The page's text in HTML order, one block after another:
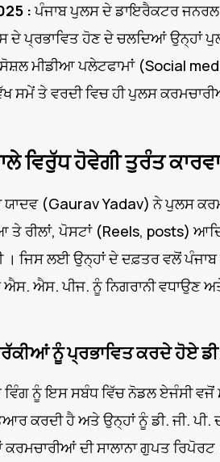
:ਪੰਜਾਬ ਪੁਲਸ ਦੇ ਡਾਇਰੈਕਟਰ
ਦੇ ਪ੍ਰਭਾਵਿਤ ਹੋਣ ਦੇ ਚਲਦਿਆਂ ਉਨ੍ਹਾਂ
ਮੀਡੀਆ ਪਲੇਟਫਾਮਾਂ (Social
ਸਮੇਂ ਤੇ ਵਰਦੀ ਵਿਚ ਹੀ ਪੁਲਸ
ਵਿਰੁੱਧ ਹੋਵੇਗੀ ਤੁਰੰਤ
ਯਾਦਵ (Gaurav Yadav) ਨੇ
ਤੇ ਰੀਲਾਂ, ਪੋਸਟਾਂ (Reels, posts)
। ਜਿਸ ਲਈ ਉਨ੍ਹਾਂ ਦੇ ਦਫ਼ਤਰ ਵਲੋਂ
ਐਸ. ਪੀਜ. ਨੂੰ ਨਿਗਰਾਨੀ ਵਧਾਉਣ
ਨੂੰ ਪ੍ਰਭਾਵਿਤ ਕਰਦੇ ਹੋਏ ਡੀ.
ਨੂੰ ਇਸ ਸਬੰਧ ਵਿੱਚ ਨੋਡਲ ਏਜੰਸੀ ਵਜੋਂ
ਕਰਦੀ ਹੈ ਅਤੇ ਉਨ੍ਹਾਂ ਨੂੰ ਡੀ. ਜੀ. ਪੀ.
ਕਰਮਚਾਰੀਆਂ ਦੀ ਸਾਲਾਨਾ ਗੁਪਤ